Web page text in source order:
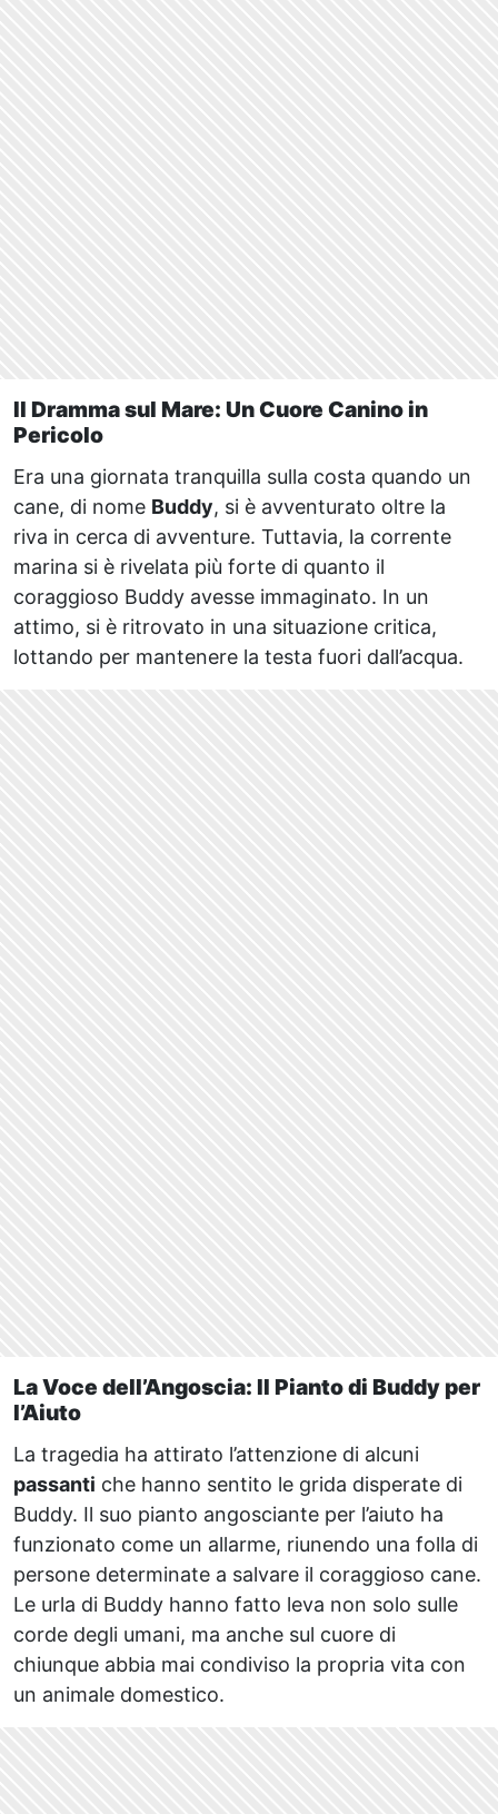
Il Dramma sul Mare: Un Cuore Canino in
Pericolo
Era una giornata tranquilla sulla costa quando un
cane, di nome Buddy, si è avventurato oltre la
riva in cerca di avventure. Tuttavia, la corrente
marina si è rivelata più forte di quanto il
coraggioso Buddy avesse immaginato. In un
attimo, si è ritrovato in una situazione critica,
lottando per mantenere la testa fuori dall’acqua.
La Voce dell’Angoscia: Il Pianto di Buddy per
l’Aiuto
La tragedia ha attirato l’attenzione di alcuni
passanti che hanno sentito le grida disperate di
Buddy. Il suo pianto angosciante per l’aiuto ha
funzionato come un allarme, riunendo una folla di
persone determinate a salvare il coraggioso cane.
Le urla di Buddy hanno fatto leva non solo sulle
corde degli umani, ma anche sul cuore di
chiunque abbia mai condiviso la propria vita con
un animale domestico.